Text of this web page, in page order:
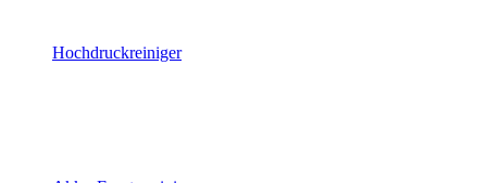
Hochdruckreiniger